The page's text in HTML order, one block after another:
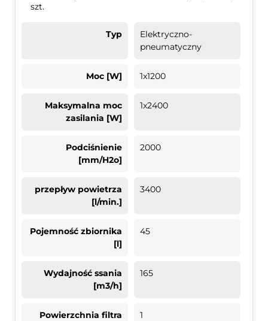
szt.
Typ
Elektryczno-
pneumatyczny
Moc [W] 1x1200
Maksymalna moc
zasilania [W]
1x2400
Podciśnienie
[mm/H2o]
2000
przepływ powietrza
[l/min.]
3400
Pojemność zbiornika
[l]
45
Wydajność ssania
[m3/h]
165
Powierzchnia filtra
1